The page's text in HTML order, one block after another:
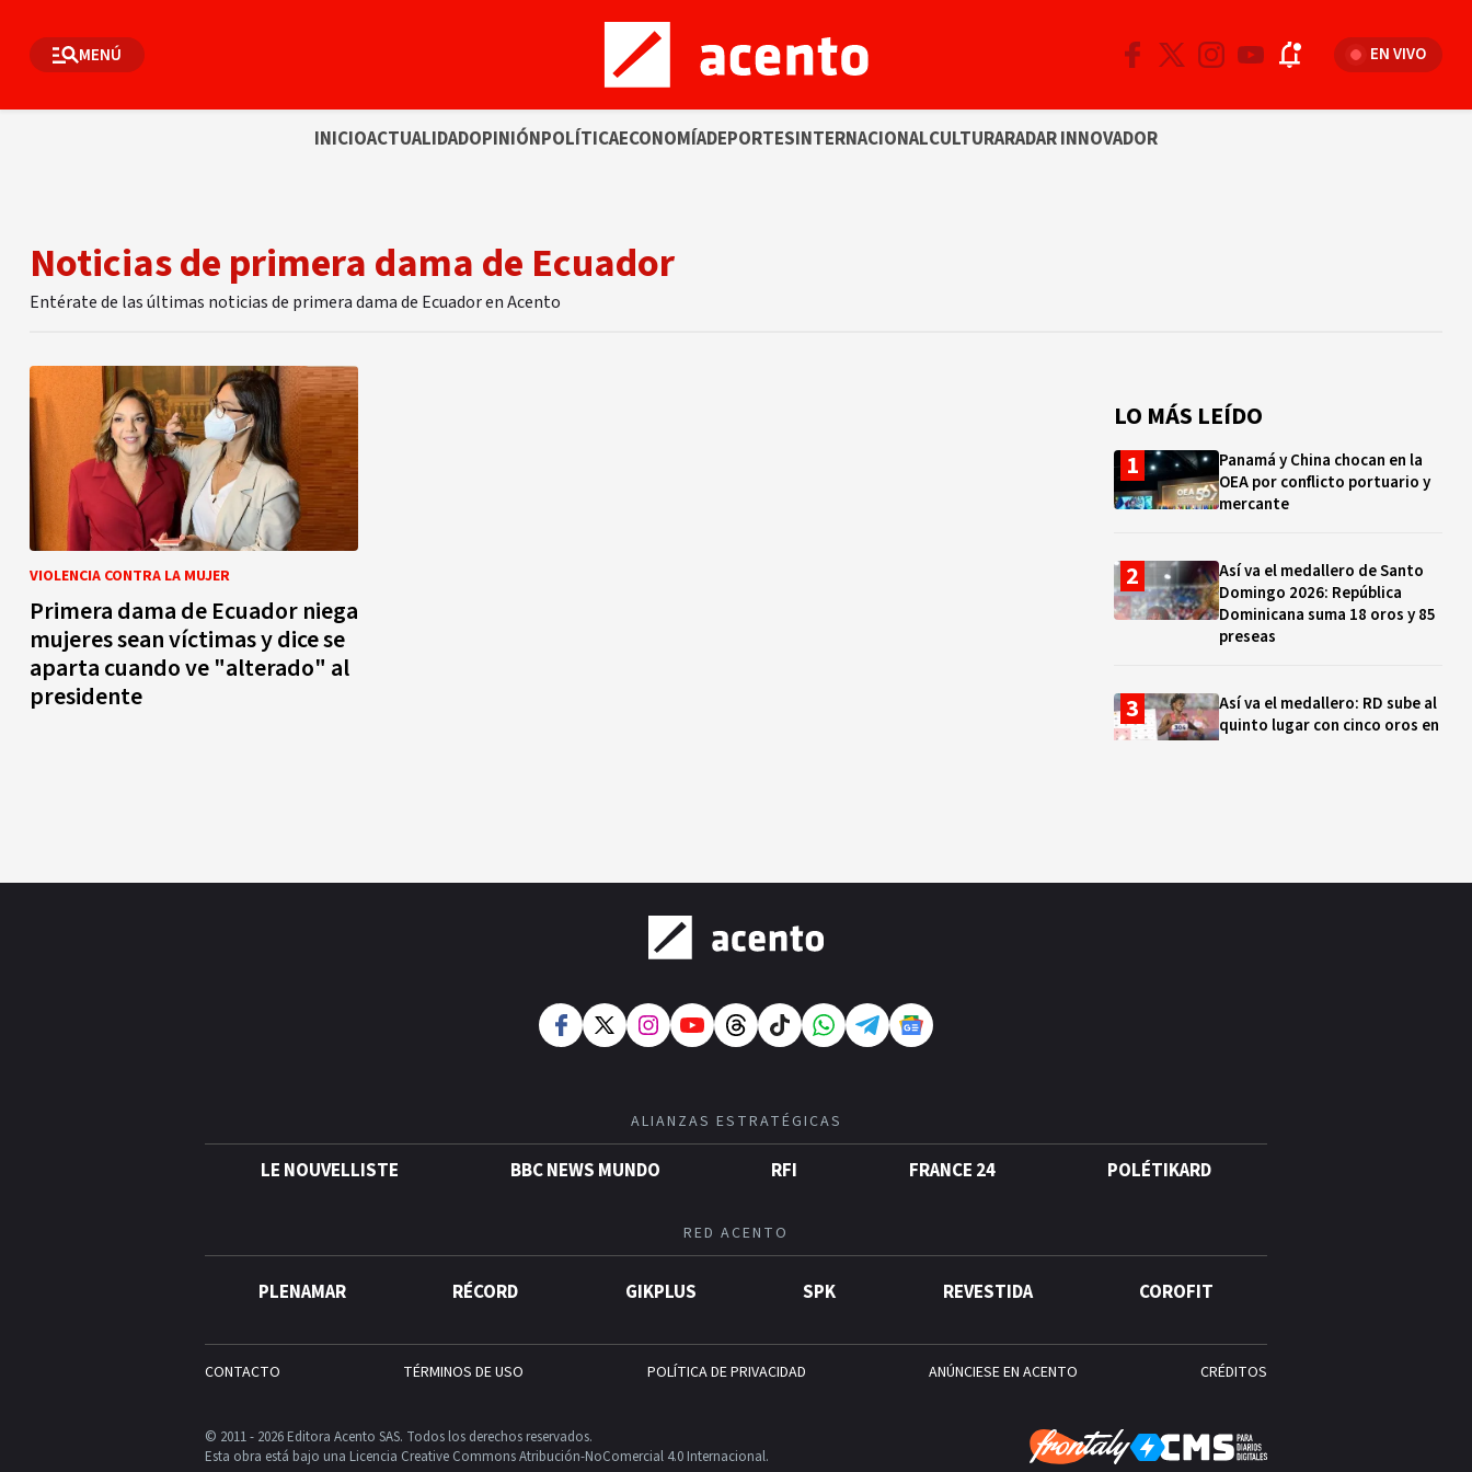
MENÚ EN VIVO
INICIOACTUALIDADOPINIÓNPOLÍTICAECONOMÍADEPORTESINTERNACIONALCULTURARADAR INNOVADOR
Noticias de primera dama de Ecuador
Entérate de las últimas noticias de primera dama de Ecuador en Acento
VIOLENCIA CONTRA LA MUJER
Primera dama de Ecuador niega
mujeres sean víctimas y dice se
aparta cuando ve "alterado" al
presidente
LO MÁS LEÍDO
Panamá y China chocan en la
OEA por conflicto portuario y
mercante
Así va el medallero de Santo
Domingo 2026: República
Dominicana suma 18 oros y 85
preseas
Así va el medallero: RD sube al
quinto lugar con cinco oros en
operaciones por RD$16,600
comercio moderno en
mundo? Efemérides del 6 de
ALIANZAS ESTRATÉGICAS
LE NOUVELLISTE BBC NEWS MUNDO RFI FRANCE 24 POLÉTIKARD
RED ACENTO
PLENAMAR RÉCORD GIKPLUS SPK REVESTIDA COROFIT
CONTACTO TÉRMINOS DE USO POLÍTICA DE PRIVACIDAD ANÚNCIESE EN ACENTO CRÉDITOS
© 2011 - 2026 Editora Acento SAS. Todos los derechos reservados.
Esta obra está bajo una Licencia Creative Commons Atribución-NoComercial 4.0 Internacional.